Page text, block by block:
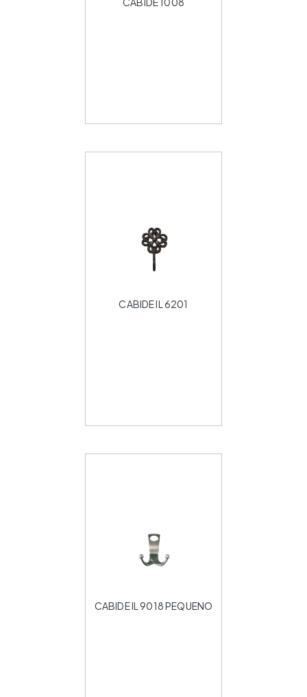
CABIDE IL 6201
CABIDE IL 9018 PEQUENO